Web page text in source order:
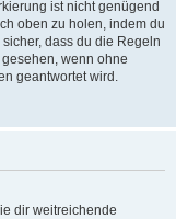
ist nicht genügend
oben zu holen, indem du
dass du die Regeln
wenn ohne
geantwortet wird.
dir weitreichende